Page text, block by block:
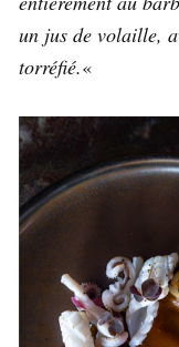
un jus de volaille,
torréfié.«